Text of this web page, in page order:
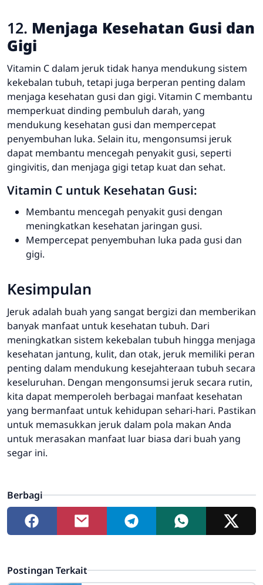
12. Menjaga Kesehatan Gusi dan
Gigi
Vitamin C dalam jeruk tidak hanya mendukung sistem
kekebalan tubuh, tetapi juga berperan penting dalam
menjaga kesehatan gusi dan gigi. Vitamin C membantu
memperkuat dinding pembuluh darah, yang
mendukung kesehatan gusi dan mempercepat
penyembuhan luka. Selain itu, mengonsumsi jeruk
dapat membantu mencegah penyakit gusi, seperti
gingivitis, dan menjaga gigi tetap kuat dan sehat.
Vitamin C untuk Kesehatan Gusi:
Membantu mencegah penyakit gusi dengan
meningkatkan kesehatan jaringan gusi.
Mempercepat penyembuhan luka pada gusi dan
gigi.
Kesimpulan
Jeruk adalah buah yang sangat bergizi dan memberikan
banyak manfaat untuk kesehatan tubuh. Dari
meningkatkan sistem kekebalan tubuh hingga menjaga
kesehatan jantung, kulit, dan otak, jeruk memiliki peran
penting dalam mendukung kesejahteraan tubuh secara
keseluruhan. Dengan mengonsumsi jeruk secara rutin,
kita dapat memperoleh berbagai manfaat kesehatan
yang bermanfaat untuk kehidupan sehari-hari. Pastikan
untuk memasukkan jeruk dalam pola makan Anda
untuk merasakan manfaat luar biasa dari buah yang
segar ini.
Berbagi
Postingan Terkait